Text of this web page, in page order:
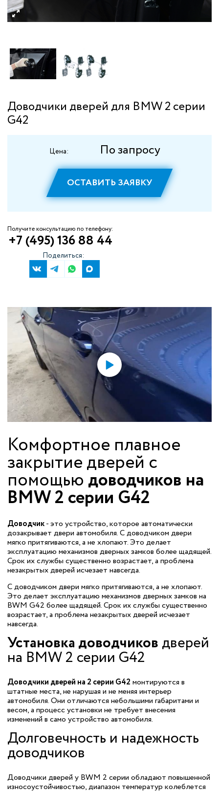
Доводчики дверей для BMW 2 серии
G42
Цена: По запросу
ОСТАВИТЬ ЗАЯВКУ
Получите консультацию по телефону:
+7 (495) 136 88 44
Поделиться:
Комфортное плавное
закрытие дверей с
помощью доводчиков на
BMW 2 серии G42
Доводчик- это устройство, которое автоматически
дозакрывает двери автомобиля. С доводчиком двери
мягко притягиваются, а не хлопают. Это делает
эксплуатацию механизмов дверных замков более щадящей.
Срок их службы существенно возрастает, а проблема
незакрытых дверей исчезает навсегда.
С доводчиком двери мягко притягиваются, а не хлопают.
Это делает эксплуатацию механизмов дверных замков на
BWM G42 более щадящей. Срок их службы существенно
возрастает, а проблема незакрытых дверей исчезает
навсегда.
Установка доводчиков дверей
на BMW 2 серии G42
Доводчики дверей на 2 серии G42 монтируются в
штатные места, не нарушая и не меняя интерьер
автомобиля. Они отличаются небольшими габаритами и
весом, а процесс установки не требует внесения
изменений в само устройство автомобиля.
Долговечность и надежность
доводчиков
Доводчики дверей у BWM 2 серии обладают повышенной
износоустойчивостью, диапазон температур колеблется